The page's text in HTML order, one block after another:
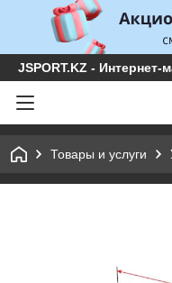
JSPORT.KZ -
Товары и услуги